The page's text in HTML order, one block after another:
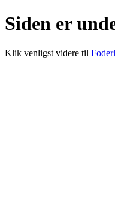
Siden er
Klik venligst videre til